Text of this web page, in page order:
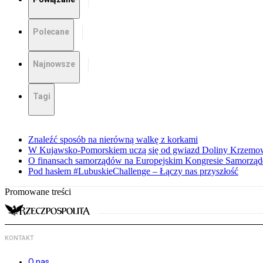
Polecane
Najnowsze
Tagi
Znaleźć sposób na nierówną walkę z korkami
W Kujawsko-Pomorskiem uczą się od gwiazd Doliny
O finansach samorządów na Europejskim Kongresie
Pod hasłem #LubuskieChallenge – Łączy nas przyszłość
Promowane treści
KONTAKT